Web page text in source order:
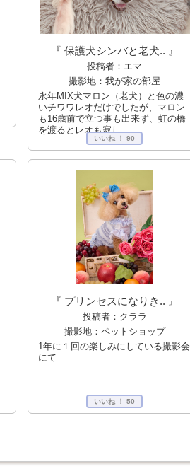
『 保護犬シンバと老犬.. 』
投稿者：エマ
撮影地：我が家の部屋
永年MIX犬マロン（老犬）と色の濃
いチワワレオだけでしたが、マロン
も16歳前で立つ事も出来ず、虹の橋
を渡るとレオも寂し...
いいね ！ 90
『 プリンセスになりき.. 』
投稿者：クララ
撮影地：ペットショップ
1年に１回の楽しみにしている撮影会
にて
いいね ！ 50